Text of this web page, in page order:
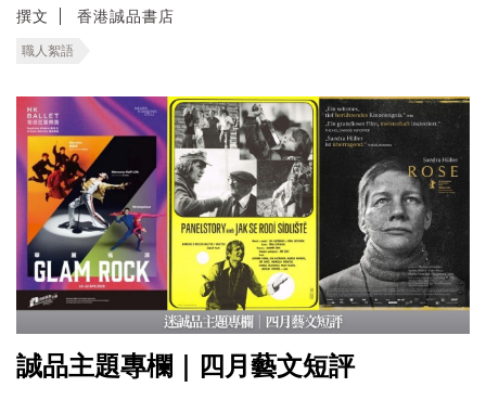
撰文 香港誠品書店
職人絮語
誠品主題專欄｜四月藝文短評